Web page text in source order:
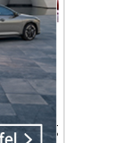
a
évig